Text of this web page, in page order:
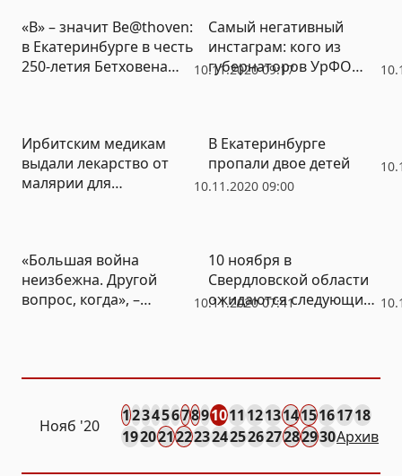
10.11.2020 09:17
«B» – значит Be@thoven:
в Екатеринбурге в честь
250-летия Бетховена
Самый негативный
инстаграм: кого из
губернаторов УрФО
10.11.2020 09:00
Ирбитским медикам
выдали лекарство от
малярии для
В Екатеринбурге
пропали двое детей
10.11.2020 07:41
«Большая война
неизбежна. Другой
вопрос, когда», –
10 ноября в
Свердловской области
ожидаются следующие
Нояб '20
123456789101112131415161718
192021222324252627282930Архив